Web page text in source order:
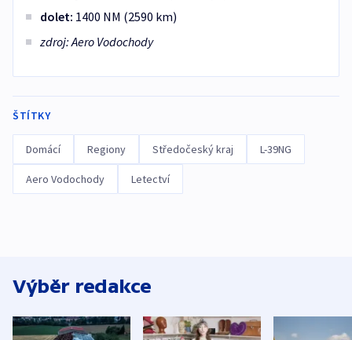
dolet: 1400 NM (2590 km)
zdroj: Aero Vodochody
ŠTÍTKY
Domácí Regiony Středočeský kraj L-39NG
Aero Vodochody Letectví
Výběr redakce